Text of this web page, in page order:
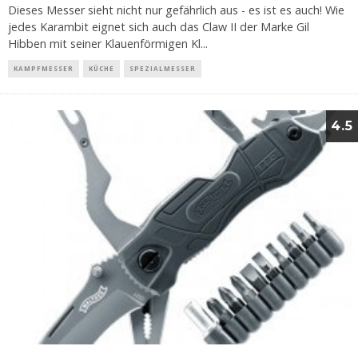
Dieses Messer sieht nicht nur gefährlich aus - es ist es auch! Wie
jedes Karambit eignet sich auch das Claw II der Marke Gil
Hibben mit seiner Klauenförmigen Kl...
KAMPFMESSER KÜCHE SPEZIALMESSER
4.5